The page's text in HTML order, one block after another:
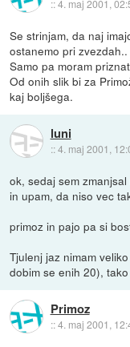
::4. maj 2001,
Se strinjam, da naj
ostanemo pri zvezdah..
Samo pa moram
Od onih slik bi za
kaj boljšega.
luni
::4. maj 2001,
ok, sedaj sem
in upam, da niso vec
primoz in pajo pa si
Tjulenj jaz nimam
dobim se enih 20),
Primoz
::4. maj 2001,